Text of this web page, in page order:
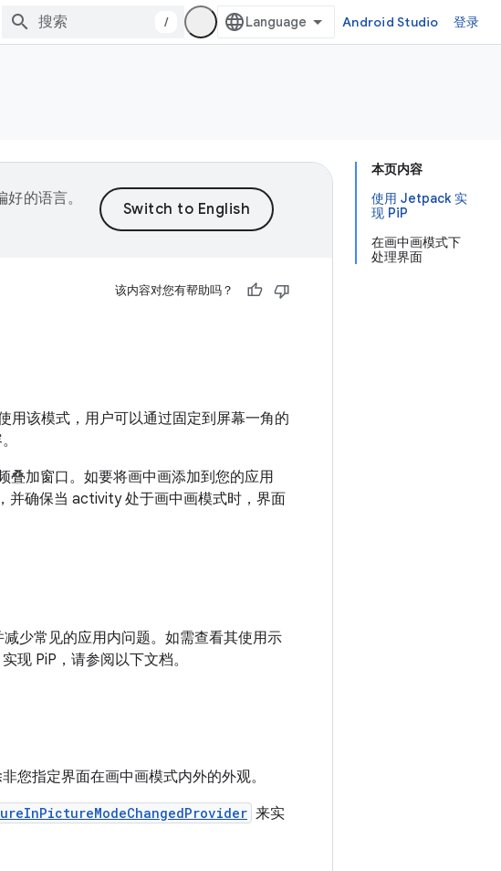
/ Android Studio 登录
本页内容
使用 Jetpack 实
现 PiP
在画中画模式下
处理界面
的语言。
该内容对您有帮助吗？
用该模式，用户可以通过固定到屏幕一角的
叠加窗口。如要将画中画添加到您的应用
确保当 activity 处于画中画模式时，界面
少常见的应用内问题。如需查看其使用示
现 PiP，请参阅以下文档。
您指定界面在画中画模式内外的外观。
来实